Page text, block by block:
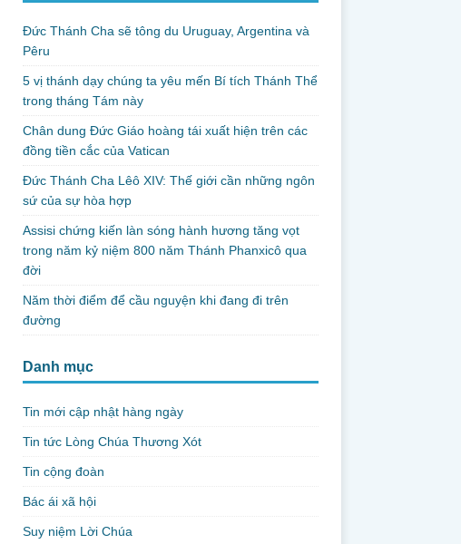
Đức Thánh Cha sẽ tông du Uruguay, Argentina và
Pêru
5 vị thánh dạy chúng ta yêu mến Bí tích Thánh Thể
trong tháng Tám này
Chân dung Đức Giáo hoàng tái xuất hiện trên các
đồng tiền cắc của Vatican
Đức Thánh Cha Lêô XIV: Thế giới cần những ngôn
sứ của sự hòa hợp
Assisi chứng kiến làn sóng hành hương tăng vọt
trong năm kỷ niệm 800 năm Thánh Phanxicô qua
đời
Năm thời điểm để cầu nguyện khi đang đi trên
đường
Danh mục
Tin mới cập nhật hàng ngày
Tin tức Lòng Chúa Thương Xót
Tin cộng đoàn
Bác ái xã hội
Suy niệm Lời Chúa